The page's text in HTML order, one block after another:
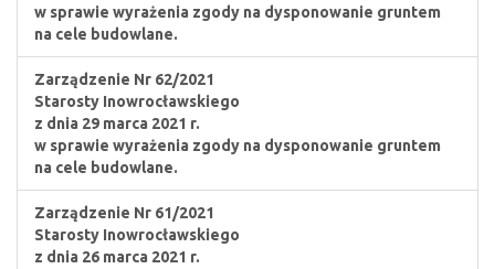
w sprawie wyrażenia zgody na dysponowanie gruntem
na cele budowlane.
Zarządzenie Nr 62/2021
Starosty Inowrocławskiego
z dnia 29 marca 2021 r.
w sprawie wyrażenia zgody na dysponowanie gruntem
na cele budowlane.
Zarządzenie Nr 61/2021
Starosty Inowrocławskiego
z dnia 26 marca 2021 r.